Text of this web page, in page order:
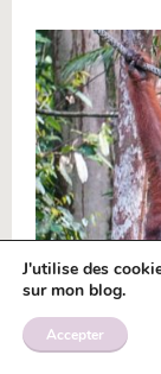
J'utilise des
sur mon blog.
Accepter